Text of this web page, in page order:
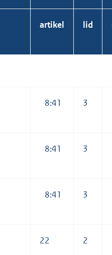
artikel lid
8:41 3
8:41 3
8:41 3
22 2